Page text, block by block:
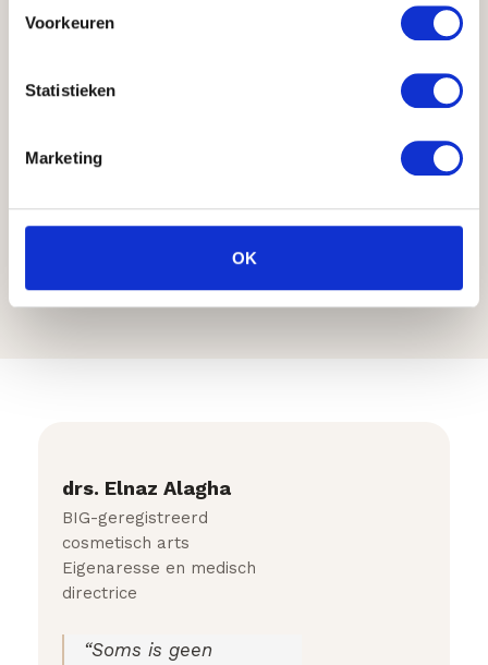
Voorkeuren
Statistieken
Marketing
OK
secondaires peuvent survenir. Les plus
Nausées
Diminution de l’appétit
temporaires et diminuent avec
médicale est donc essentielle.
drs. Elnaz Alagha
BIG-geregistreerd
cosmetisch arts
Eigenaresse en medisch
directrice
“Soms is geen